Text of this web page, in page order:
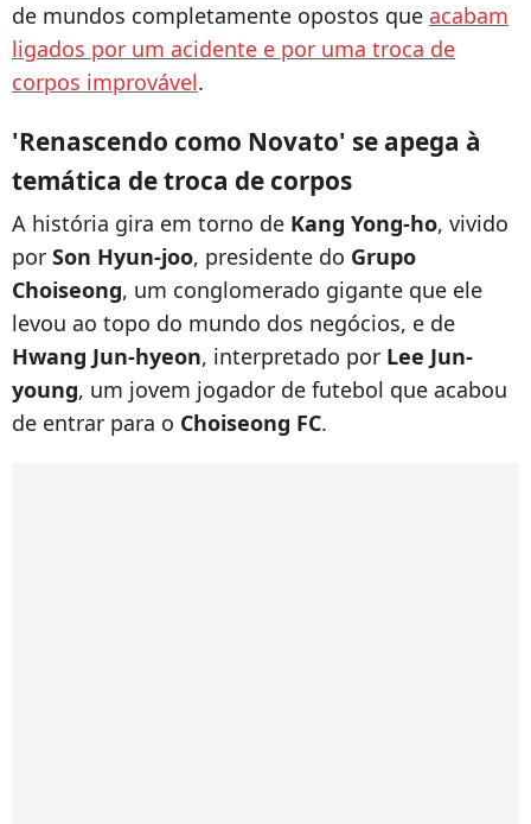
de mundos completamente opostos que acabam
ligados por um acidente e por uma troca de
corpos improvável.
'Renascendo como Novato' se apega à
temática de troca de corpos
A história gira em torno de Kang Yong-ho, vivido
por Son Hyun-joo, presidente do Grupo
Choiseong, um conglomerado gigante que ele
levou ao topo do mundo dos negócios, e de
Hwang Jun-hyeon, interpretado por Lee Jun-
young, um jovem jogador de futebol que acabou
de entrar para o Choiseong FC.